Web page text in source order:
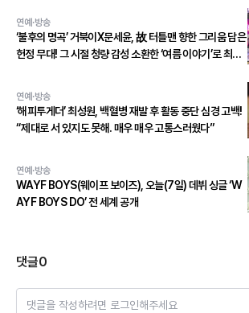
연예·방송
‘불후의 명곡’ 거북이X문세윤, 故 터틀맨 향한 그리움 담은
헌정 무대! 그 시절 청량 감성 소환한 ‘여름 이야기’로 최종
연예·방송
‘해피투게더’ 최성원, 백혈병 재발 후 활동 중단 심경 고백!
“제대로 서 있지도 못해. 매우 매우 고통스러웠다”
연예·방송
WAYF BOYS(웨이프 보이즈), 오늘(7일) 데뷔 싱글 ‘W
AYF BOYS DO’ 전 세계 공개
댓글0
댓글을 작성하려면 로그인해주세요